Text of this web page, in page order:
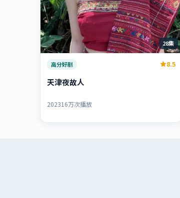
28集
高分好剧 8.5
天津夜故人
202316万次播放